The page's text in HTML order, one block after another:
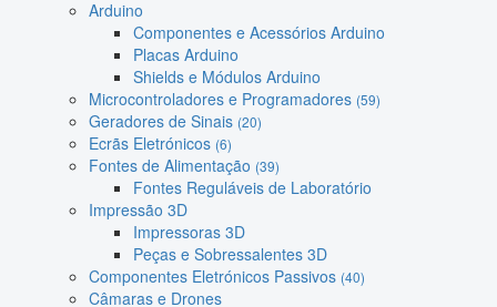
Arduino
Componentes e Acessórios Arduino
Placas Arduino
Shields e Módulos Arduino
Microcontroladores e Programadores (59)
Geradores de Sinais (20)
Ecrãs Eletrónicos (6)
Fontes de Alimentação (39)
Fontes Reguláveis de Laboratório
Impressão 3D
Impressoras 3D
Peças e Sobressalentes 3D
Componentes Eletrónicos Passivos (40)
Câmaras e Drones